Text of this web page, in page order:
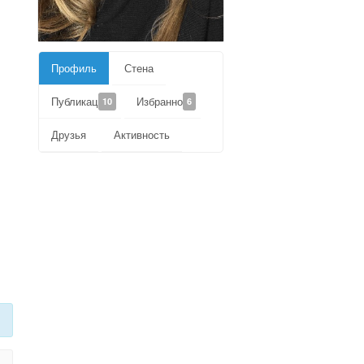
Профиль Стена
Публикации10 Избранное6
Друзья Активность